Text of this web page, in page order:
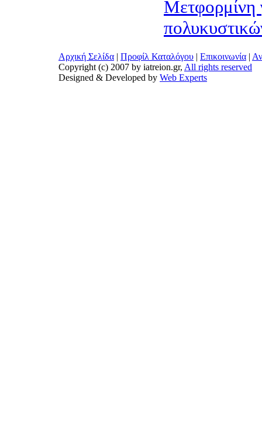
Μετφορμίνη
Αρχική Σελίδα | Προφίλ Καταλόγου | Επικοινωνία |
Copyright (c) 2007 by iatreion.gr, All rights reserved
Designed & Developed by Web Experts